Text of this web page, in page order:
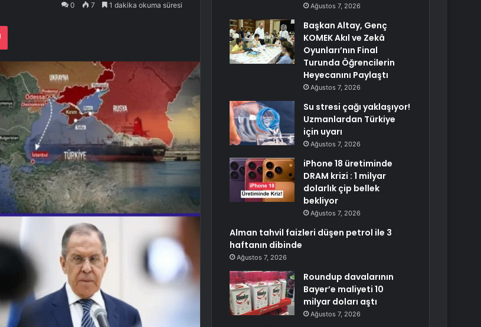
0 7 1 dakika okuma süresi
Pocket
Ağustos 7, 2026
Başkan Altay, Genç
KOMEK Akıl ve Zekâ
Oyunları’nın Final
Turunda Öğrencilerin
Heyecanını Paylaştı
Ağustos 7, 2026
Su stresi çağı yaklaşıyor!
Uzmanlardan Türkiye
için uyarı
Ağustos 7, 2026
iPhone 18 üretiminde
DRAM krizi : 1 milyar
dolarlık çip bellek
bekliyor
Ağustos 7, 2026
Alman tahvil faizleri düşen petrol ile 3
haftanın dibinde
Ağustos 7, 2026
Roundup davalarının
Bayer’e maliyeti 10
milyar doları aştı
Ağustos 7, 2026